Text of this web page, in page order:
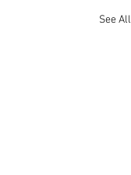
See All